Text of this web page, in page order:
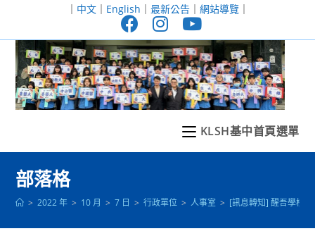
至
｜ 中文｜ English ｜ 最新公告｜ 網站導覽｜
KLSH基中首頁選單
部落格
> 2022 年 > 10 月 > 7 日 > 行政單位 > 人事室 > [訊息轉知] 醒吾學校